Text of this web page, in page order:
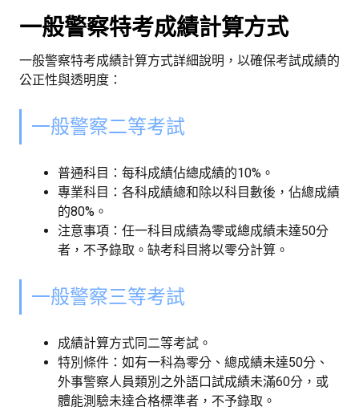
一般警察特考成績計算方式
一般警察特考成績計算方式詳細說明，以確保考試成績的
公正性與透明度：
一般警察二等考試
普通科目：每科成績佔總成績的10%。
專業科目：各科成績總和除以科目數後，佔總成績
的80%。
注意事項：任一科目成績為零或總成績未達50分
者，不予錄取。缺考科目將以零分計算。
一般警察三等考試
成績計算方式同二等考試。
特別條件：如有一科為零分、總成績未達50分、
外事警察人員類別之外語口試成績未滿60分，或
體能測驗未達合格標準者，不予錄取。